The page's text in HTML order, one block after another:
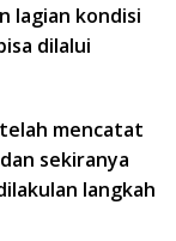
lagian kondisi
dilalui
mencatat
sekiranya
langkah